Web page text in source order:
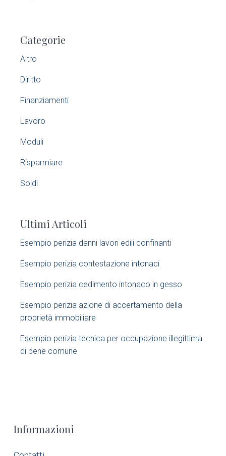
m
a
S
d
e
a
Categorie
Altro
Diritto
Finanziamenti
Lavoro
Moduli
Risparmiare
Soldi
Ultimi Articoli
Esempio perizia danni lavori edili confinanti​
Esempio perizia contestazione intonaci​
Esempio perizia cedimento intonaco in gesso
Esempio perizia azione di accertamento della
proprietà immobiliare​
Esempio perizia tecnica per occupazione illegittima
di bene comune​
Informazioni